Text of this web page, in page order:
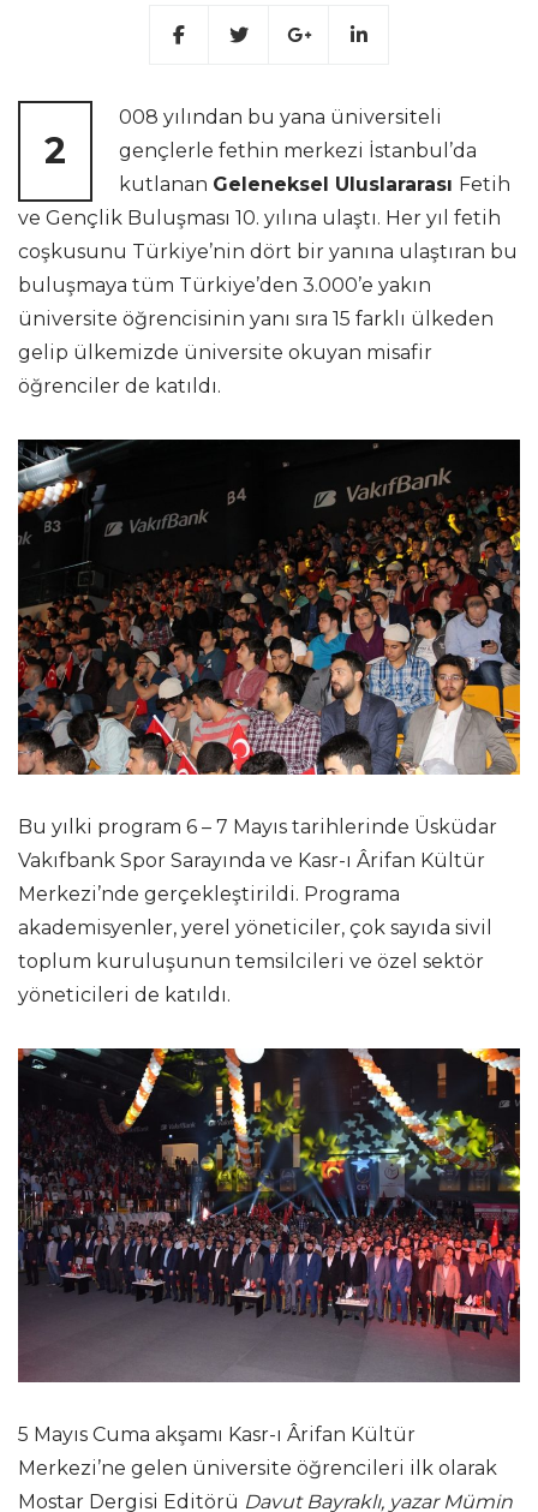
2
008 yılından bu yana üniversiteli
gençlerle fethin merkezi İstanbul’da
kutlanan Geleneksel Uluslararası Fetih
ve Gençlik Buluşması 10. yılına ulaştı. Her yıl fetih
coşkusunu Türkiye’nin dört bir yanına ulaştıran bu
buluşmaya tüm Türkiye’den 3.000’e yakın
üniversite öğrencisinin yanı sıra 15 farklı ülkeden
gelip ülkemizde üniversite okuyan misafir
öğrenciler de katıldı.
Bu yılki program 6 – 7 Mayıs tarihlerinde Üsküdar
Vakıfbank Spor Sarayında ve Kasr-ı Ârifan Kültür
Merkezi’nde gerçekleştirildi. Programa
akademisyenler, yerel yöneticiler, çok sayıda sivil
toplum kuruluşunun temsilcileri ve özel sektör
yöneticileri de katıldı.
5 Mayıs Cuma akşamı Kasr-ı Ârifan Kültür
Merkezi’ne gelen üniversite öğrencileri ilk olarak
Mostar Dergisi Editörü Davut Bayraklı, yazar Mümin